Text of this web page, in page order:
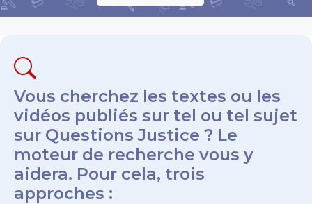
Vous cherchez les textes ou les
vidéos publiés sur tel ou tel sujet
sur Questions Justice ? Le
moteur de recherche vous y
aidera. Pour cela, trois
approches :